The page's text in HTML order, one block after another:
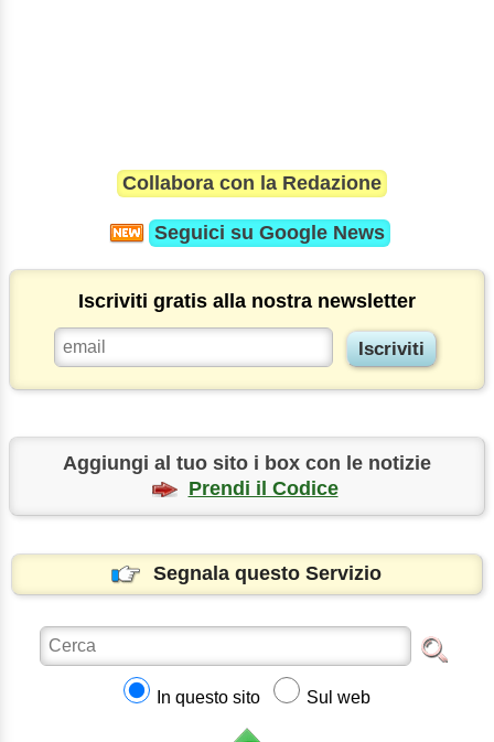
Collabora con la Redazione
Seguici su Google News
Iscriviti gratis alla nostra newsletter
Aggiungi al tuo sito i box con le notizie
Prendi il Codice
Segnala questo Servizio
In questo sito Sul web